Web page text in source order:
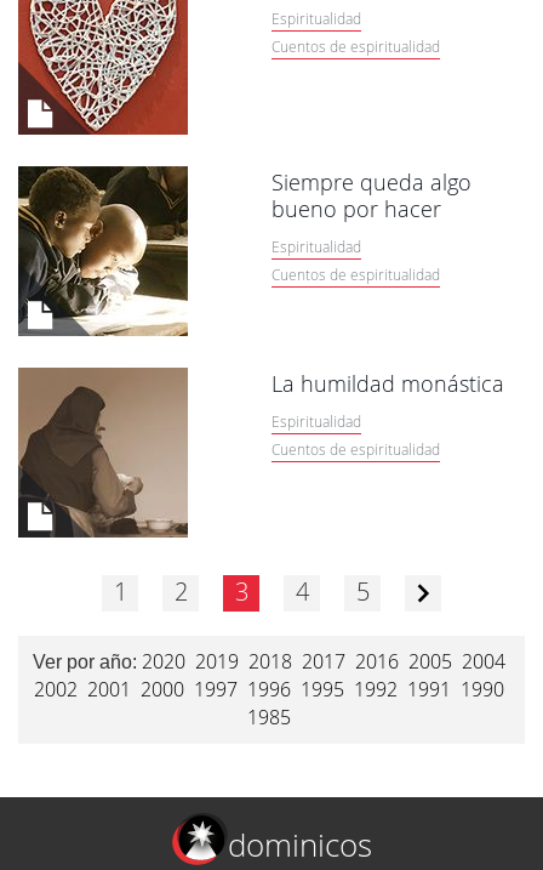
Espiritualidad
Cuentos de espiritualidad
Siempre queda algo
bueno por hacer
Espiritualidad
Cuentos de espiritualidad
La humildad monástica
Espiritualidad
Cuentos de espiritualidad
1 2 3 4 5
Ver por año: 2020 2019 2018 2017 2016 2005 2004
2002 2001 2000 1997 1996 1995 1992 1991 1990
1985
dominicos